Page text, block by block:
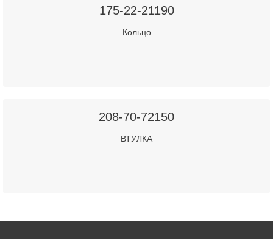
175-22-21190
Кольцо
208-70-72150
ВТУЛКА